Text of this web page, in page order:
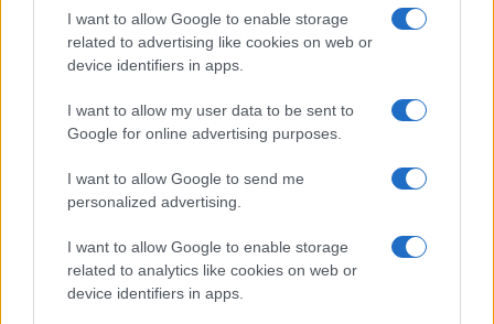
I want to allow Google to enable storage
related to advertising like cookies on web or
device identifiers in apps.
I want to allow my user data to be sent to
Google for online advertising purposes.
I want to allow Google to send me
personalized advertising.
I want to allow Google to enable storage
related to analytics like cookies on web or
device identifiers in apps.
Cannigione celebra la cultura gallurese con il
“Poker letterario”
È scontro tra Misericordia e Comune di Santa
Teresa Gallura
Controlli rafforzati in Costa Smeralda, 20
arresti e 135 denunce